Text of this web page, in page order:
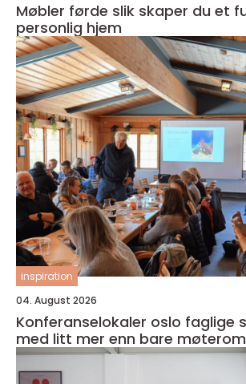
Møbler førde slik skaper du et funksjonelt og
personlig hjem
inspiration
04. August 2026
Konferanselokaler oslo faglige samlinger
med litt mer enn bare møterom